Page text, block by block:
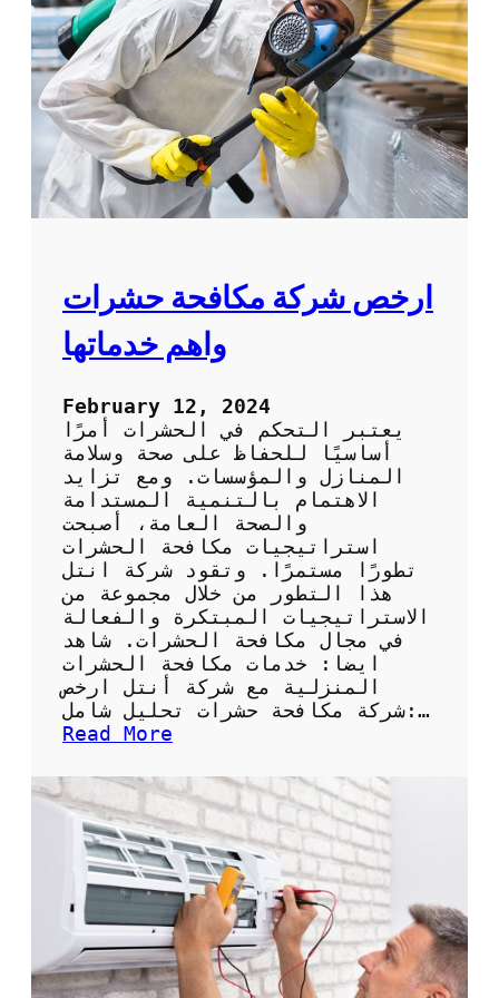
ة
ة
ت
ي
ف
م
ن
ا
م
ل
ف
ل
ي
ة
ارخص شركة مكافحة حشرات
واهم خدماتها
February 12, 2024
يعتبر التحكم في الحشرات أمرًا
أساسيًا للحفاظ على صحة وسلامة
المنازل والمؤسسات. ومع تزايد
الاهتمام بالتنمية المستدامة
والصحة العامة، أصبحت
استراتيجيات مكافحة الحشرات
تطورًا مستمرًا. وتقود شركة انتل
هذا التطور من خلال مجموعة من
الاستراتيجيات المبتكرة والفعالة
في مجال مكافحة الحشرات. شاهد
ايضا: خدمات مكافحة الحشرات
المنزلية مع شركة أنتل ارخص
شركة مكافحة حشرات تحليل شامل:…
Read More
ر
خ
ص
ش
ر
ك
ة
م
ك
ا